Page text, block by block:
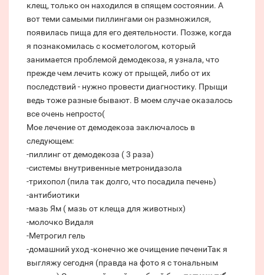
клещ, только он находился в спящем состоянии. А
вот теми самыми пиллингами он размножился,
появилась пища для его деятельности. Позже, когда
я познакомилась с косметологом, который
занимается проблемой демодекоза, я узнала, что
прежде чем лечить кожу от прыщей, либо от их
последствий - нужно провести диагностику. Прыщи
ведь тоже разные бывают. В моем случае оказалось
все очень непросто(
Мое лечение от демодекоза заключалось в
следующем:
-пиллинг от демодекоза ( 3 раза)
-системы внутривенные метронидазола
-трихопол (пила так долго, что посадила печень)
-антибиотики
-мазь Ям ( мазь от клеща для животных)
-молочко Видаля
-Метрогил гель
-домашний уход -конечно же очищение печениТак я
выгляжу сегодня (правда на фото я с тональным